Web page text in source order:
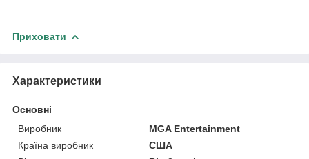
Приховати
Характеристики
Основні
Виробник
MGA Entertainment
Країна виробник
США